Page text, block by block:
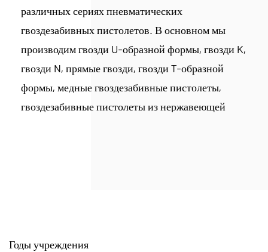
различных сериях пневматических
гвоздезабивных пистолетов. В основном мы
производим гвозди U-образной формы, гвозди K,
гвозди N, прямые гвозди, гвозди T-образной
формы, медные гвоздезабивные пистолеты,
гвоздезабивные пистолеты из нержавеющей
волочильными машинами, полностью
Годы учреждения